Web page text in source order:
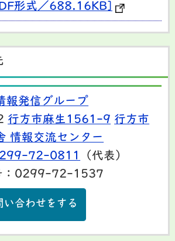
形式／688.16KB]
報発信グループ
行方市麻生1561-9 行方市
情報交流センター
72-0811
（代表）
：0299-72-1537
い合わせをする